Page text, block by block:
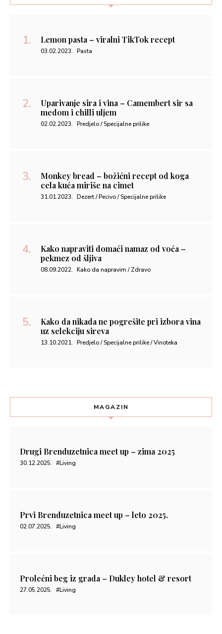
Lemon pasta – viralni TikTok recept
03.02.2023. Pasta
Uparivanje sira i vina – Camembert sir sa
medom i chilli uljem
02.02.2023. Predjelo / Specijalne prilike
Monkey bread – božićni recept od koga
cela kuća miriše na cimet
31.01.2023. Dezert / Pecivo / Specijalne prilike
Kako napraviti domaći namaz od voća –
pekmez od šljiva
08.09.2022. Kako da napravim / Zdravo
Kako da nikada ne pogrešite pri izbora vina
uz selekciju sireva
13.10.2021. Predjelo / Specijalne prilike / Vinoteka
MAGAZIN
Drugi Brenduzetnica meet up – zima 2025
30.12.2025. #Living
Prvi Brenduzetnica meet up – leto 2025.
02.07.2025. #Living
Prolećni beg iz grada – Dukley hotel & resort
27.05.2025. #Living